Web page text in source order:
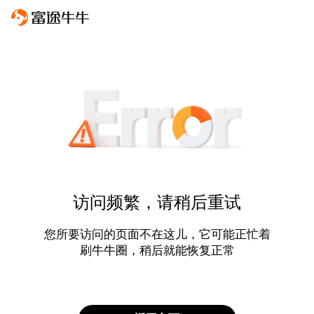
访问频繁，请稍后重试
您所要访问的页面不在这儿，它可能正忙着
刷牛牛圈，稍后就能恢复正常